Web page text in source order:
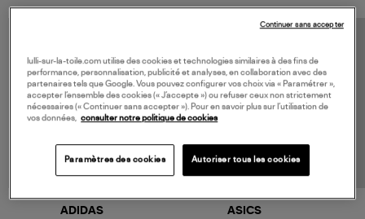
ADIDAS ASICS
lulli-sur-la-toile.com utilise des cookies et technologies similaires à des fins de
performance, personnalisation, publicité et analyses, en collaboration avec des
partenaires tels que Google. Vous pouvez configurer vos choix via « Paramétrer »,
accepter l’ensemble des cookies (« J’accepte ») ou refuser ceux non strictement
nécessaires (« Continuer sans accepter »). Pour en savoir plus sur l’utilisation de
vos données, consulter notre politique de cookies
Paramètres des cookies Autoriser tous les cookies
Continuer sans accepter